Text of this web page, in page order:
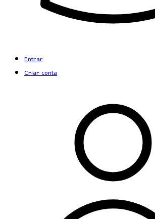
Entrar
Criar conta